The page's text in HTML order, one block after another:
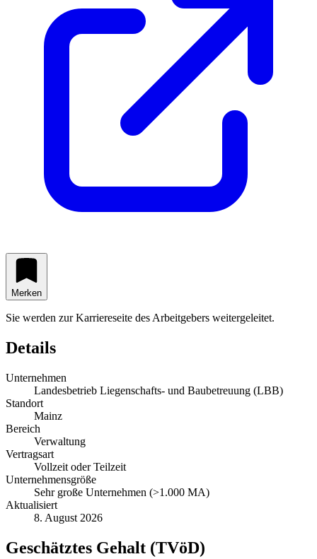
Merken
Sie werden zur Karriereseite des Arbeitgebers weitergeleitet.
Details
Unternehmen
Landesbetrieb Liegenschafts- und Baubetreuung (LBB)
Standort
Mainz
Bereich
Verwaltung
Vertragsart
Vollzeit oder Teilzeit
Unternehmensgröße
Sehr große Unternehmen (>1.000 MA)
Aktualisiert
8. August 2026
Geschätztes Gehalt (TVöD)